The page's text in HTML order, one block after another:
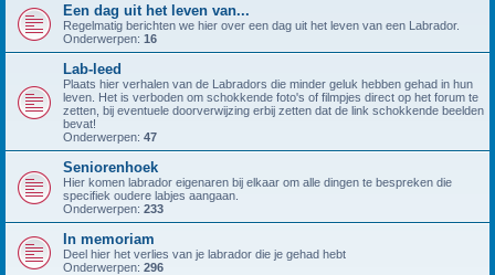
Een dag uit het leven van...
Regelmatig berichten we hier over een dag uit het leven van een Labrador.
Onderwerpen: 16
Lab-leed
Plaats hier verhalen van de Labradors die minder geluk hebben gehad in hun
leven. Het is verboden om schokkende foto's of filmpjes direct op het forum te
zetten, bij eventuele doorverwijzing erbij zetten dat de link schokkende beelden
bevat!
Onderwerpen: 47
Seniorenhoek
Hier komen labrador eigenaren bij elkaar om alle dingen te bespreken die
specifiek oudere labjes aangaan.
Onderwerpen: 233
In memoriam
Deel hier het verlies van je labrador die je gehad hebt
Onderwerpen: 296